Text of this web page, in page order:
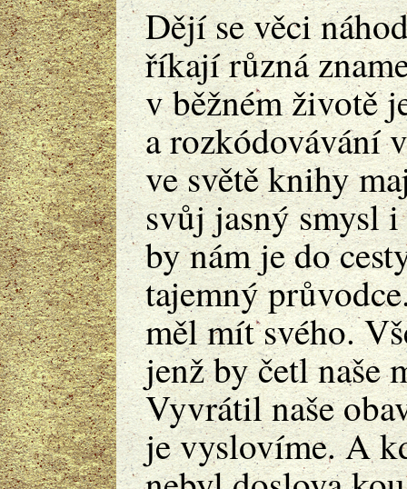
Dějí se věci
říkají různá
v běžném životě
a rozkódovávání
ve světě knihy
svůj jasný smysl
by nám je do
tajemný
měl mít svého.
jenž by četl naše
Vyvrátil naše
je vyslovíme. A